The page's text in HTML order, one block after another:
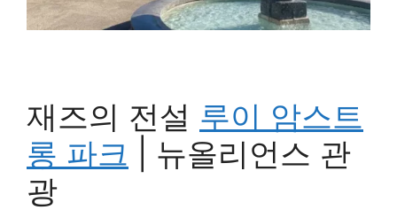
재즈의 전설 루이 암스트
롱 파크 | 뉴올리언스 관
광